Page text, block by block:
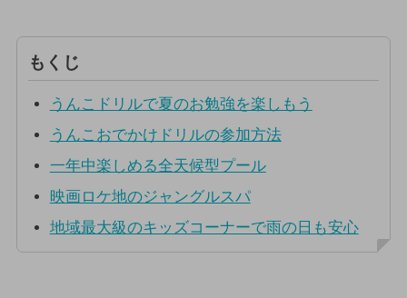
もくじ
うんこドリルで夏のお勉強を楽しもう
うんこおでかけドリルの参加方法
一年中楽しめる全天候型プール
映画ロケ地のジャングルスパ
地域最大級のキッズコーナーで雨の日も安心